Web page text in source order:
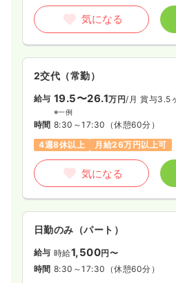
気になる
2交代（常勤）
給与 19.5〜26.1万円/月 賞与3.5
※一例
時間 8:30～17:30 （休憩60分）
4週8休以上
月給26万円以上可
気になる
日勤のみ（パート）
給与 時給1,500円〜
時間 8:30～17:30 （休憩60分）